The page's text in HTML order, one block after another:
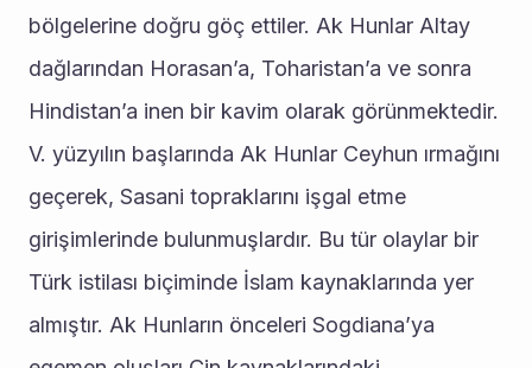
bölgelerine doğru göç ettiler. Ak Hunlar Altay
dağlarından Horasan’a, Toharistan’a ve sonra
Hindistan’a inen bir kavim olarak görünmektedir.
V. yüzyılın başlarında Ak Hunlar Ceyhun ırmağını
geçerek, Sasani topraklarını işgal etme
girişimlerinde bulunmuşlardır. Bu tür olaylar bir
Türk istilası biçiminde İslam kaynaklarında yer
almıştır. Ak Hunların önceleri Sogdiana’ya